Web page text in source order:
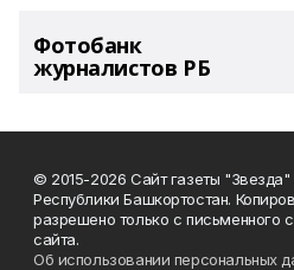
Фотобанк
журналистов РБ
© 2015-2026 Сайт газеты "Звезда"
Республики Башкортостан.
разрешено только с письменного
сайта.
Об использовании персональных